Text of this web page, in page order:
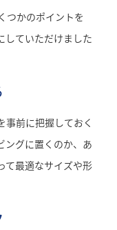
つかのポイントを
していただけました
事前に把握しておく
ングに置くのか、あ
て最適なサイズや形